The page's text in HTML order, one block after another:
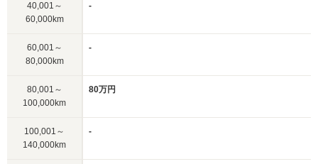
40,001～
60,000km
-
60,001～
80,000km
-
80,001～
100,000km
80万円
100,001～
140,000km
-